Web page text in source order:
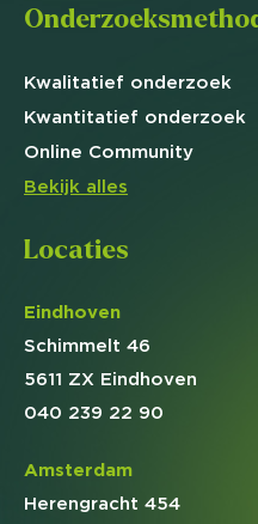
Kwalitatief onderzoek
Kwantitatief onderzoek
Online Community
Bekijk alles
Locaties
Eindhoven
Schimmelt 46
5611 ZX Eindhoven
040 239 22 90
Amsterdam
Herengracht 454